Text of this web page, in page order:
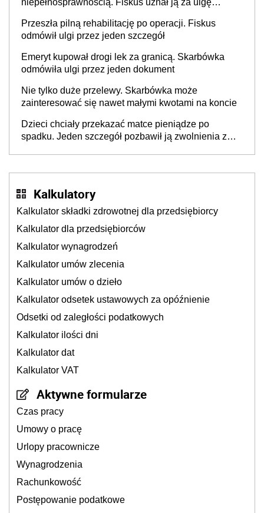
niepełnosprawnością. Fiskus uznał ją za ulgę
Przeszła pilną rehabilitację po operacji. Fiskus
odmówił ulgi przez jeden szczegół
Emeryt kupował drogi lek za granicą. Skarbówka
odmówiła ulgi przez jeden dokument
Nie tylko duże przelewy. Skarbówka może
zainteresować się nawet małymi kwotami na koncie
Dzieci chciały przekazać matce pieniądze po
spadku. Jeden szczegół pozbawił ją zwolnienia z
Kalkulatory
Kalkulator składki zdrowotnej dla przedsiębiorcy
Kalkulator dla przedsiębiorców
Kalkulator wynagrodzeń
Kalkulator umów zlecenia
Kalkulator umów o dzieło
Kalkulator odsetek ustawowych za opóźnienie
Odsetki od zaległości podatkowych
Kalkulator ilości dni
Kalkulator dat
Kalkulator VAT
Aktywne formularze
Czas pracy
Umowy o pracę
Urlopy pracownicze
Wynagrodzenia
Rachunkowość
Postępowanie podatkowe